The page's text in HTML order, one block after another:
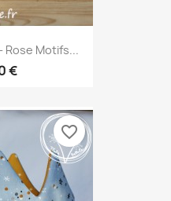
Rose Motifs...
€
favorite_border